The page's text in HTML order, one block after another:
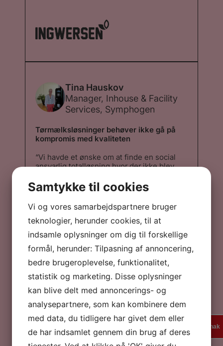
En kaffesnak
som vores kunder, der er toppen af den
danske restaurationsbranche – en unik
kaffeoplevelse. I den forbindelse valgte vi
den kombination, som vi mente, ville løse
opgaven bedst. Løsningen har været en
stor succes. ”
Tina Hauskov
Manager, Inhouse & Facility
Services, Symphogen
Tørmælksløsninger behøver ikke gå på
kompromis med kvaliteten
“Vi havde et ønske om at finde en social
ansvarlig totalløsning hvor der ikke blev
Med friskristet bæredygtig ka...”
“Vi havde et ønske om at finde en social
ansvarlig totalløsning hvor der ikke blev
gået på kompromis med kaffeoplevelsen.
Med friskristet bæredygtig kaffe fra et
Mikroristeri tæt på, parret med maskiner
der har en 8-årig garanteret levetid, og et
tørmælksprodukt hvor man oprigtigt er i
tvivl om det er frisk mælk eller ej, var vores
konklusion, det var den bedste løsning for
os. Vi har ikke fortrudt ”
Claus Kjær Jørgensen
Spies
En verden af rejse- og kaffeoplevelser
Samtykke til cookies
Vi og vores samarbejdspartnere bruger
teknologier, herunder cookies, til at
indsamle oplysninger om dig til forskellige
formål, herunder: Tilpasning af annoncering,
bedre brugeroplevelse, funktionalitet,
statistik og marketing. Disse oplysninger
kan blive delt med annoncerings- og
analysepartnere, som kan kombinere dem
med data, du tidligere har givet dem eller
de har indsamlet gennem din brug af deres